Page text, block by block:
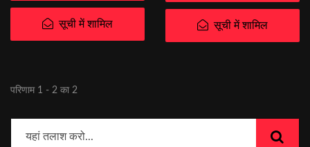
सूची में शामिल सूची में शामिल
परिणाम 1 - 2 का 2